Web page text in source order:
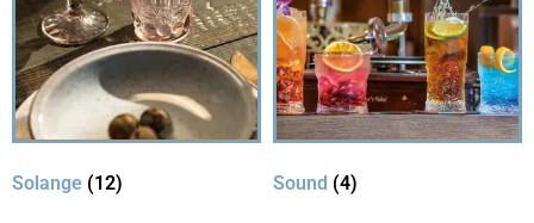
Solange (12) Sound (4)